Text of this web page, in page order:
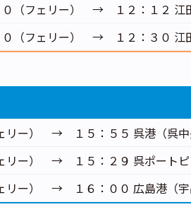
（フェリー） →
１２：１２
（フェリー） → １２：３０
ー） →
１５：５５ 呉港（呉
ー） →
１５：２９ 呉ポート
ー） → １６：００ 広島港（